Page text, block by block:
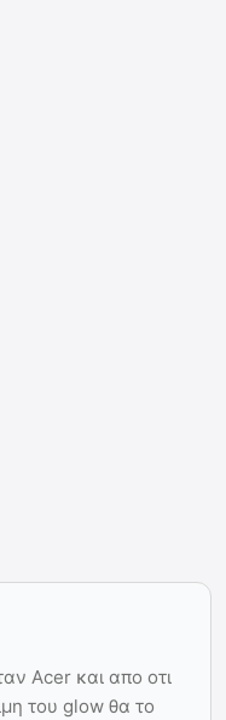
Acer και απο οτι
του glow θα το